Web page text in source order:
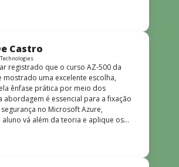
Castro
registrado que o curso AZ-500 da
mostrado uma excelente escolha,
ênfase prática por meio dos
abordagem é essencial para a fixação
no Microsoft Azure,
vá além da teoria e aplique os
cenários reais e simulados. Outro
é a didática do curso. O conteúdo é